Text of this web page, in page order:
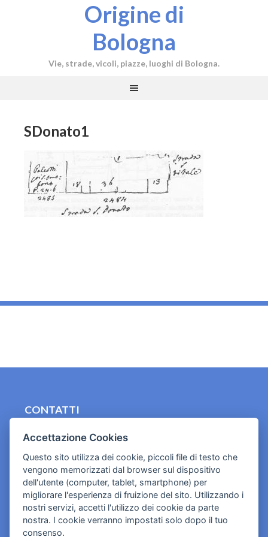
Origine di
Bologna
Vie, strade, vicoli, piazze, luoghi di Bologna.
SDonato1
CONTATTI
Cookies e informativa privacy
Accettazione Cookies
Questo sito utilizza dei cookie, piccoli file di testo che
vengono memorizzati dal browser sul dispositivo
dell'utente (computer, tablet, smartphone) per
migliorare l'esperienza di fruizione del sito. Utilizzando i
nostri servizi, accetti l'utilizzo dei cookie da parte
nostra. I cookie verranno impostati solo dopo il tuo
consenso.